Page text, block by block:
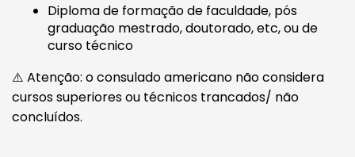
Diploma de formação de faculdade, pós
graduação mestrado, doutorado, etc, ou de
curso técnico
⚠️ Atenção: o consulado americano não considera
cursos superiores ou técnicos trancados/ não
concluídos.